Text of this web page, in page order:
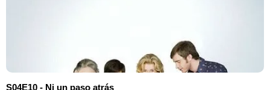
S04E10 - Ni un paso atrás